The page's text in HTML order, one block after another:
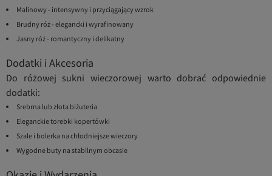
Malinowy - intensywny i przyciągający wzrok
Brudny róż - elegancki i wyrafinowany
Jasny róż - romantyczny i delikatny
Dodatki i Akcesoria
Do różowej sukni wieczorowej warto dobrać odpowiednie
dodatki:
Srebrna lub złota biżuteria
Eleganckie torebki kopertówki
Szale i bolerka na chłodniejsze wieczory
Wygodne buty na stabilnym obcasie